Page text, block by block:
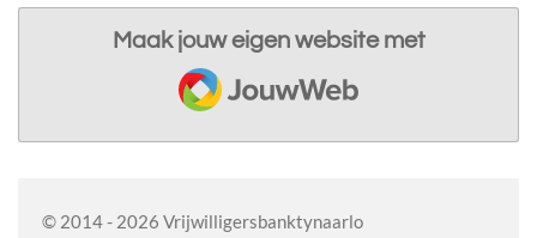
Maak jouw eigen website met
JouwWeb
© 2014 - 2026 Vrijwilligersbanktynaarlo